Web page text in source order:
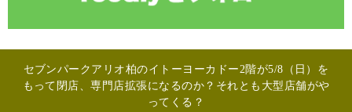
セブンパークアリオ柏のイトーヨーカドー2階が5/8（日）を
もって閉店、専門店拡張になるのか？それとも大型店舗がや
ってくる？